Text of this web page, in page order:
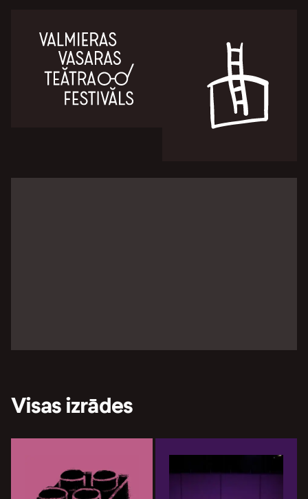
Visas izrādes